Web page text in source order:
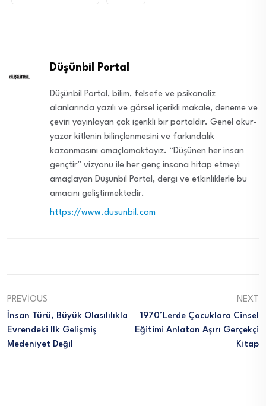
Düşünbil Portal
Düşünbil Portal, bilim, felsefe ve psikanaliz
alanlarında yazılı ve görsel içerikli makale, deneme ve
çeviri yayınlayan çok içerikli bir portaldır. Genel okur-
yazar kitlenin bilinçlenmesini ve farkındalık
kazanmasını amaçlamaktayız. “Düşünen her insan
gençtir” vizyonu ile her genç insana hitap etmeyi
amaçlayan Düşünbil Portal, dergi ve etkinliklerle bu
amacını geliştirmektedir.
https://www.dusunbil.com
PREVIOUS
İnsan Türü, Büyük Olasılılıkla
Evrendeki Ilk Gelişmiş
Medeniyet Değil
NEXT
1970’lerde Çocuklara Cinsel
Eğitimi Anlatan Aşırı Gerçekçi
Kitap